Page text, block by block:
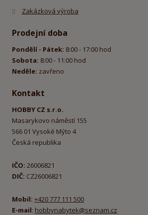
Zakázková výroba
Prodejní doba
Pondělí - Pátek: 8:00 - 17:00 hod
Sobota: 8:00 - 11:00 hod
Neděle: zavřeno
Kontakt
HOBBY CZ s.r.o.
Masarykovo náměstí 155
566 01 Vysoké Mýto 4
Česká republika
IČO: 26006821
DIČ: CZ26006821
Mobil: +420 777 111 500
E-mail: hobbynabytek@seznam.cz